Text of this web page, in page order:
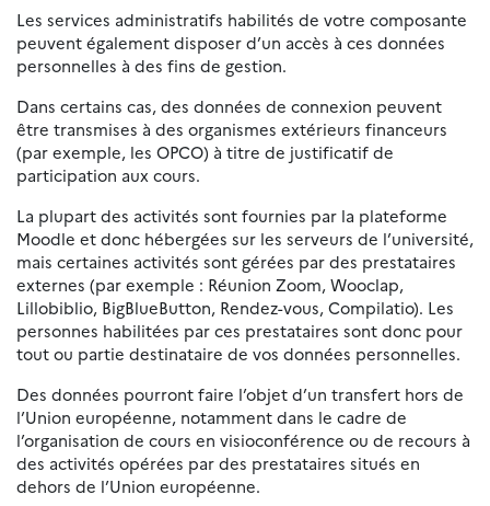
Les services administratifs habilités de votre composante
peuvent également disposer d’un accès à ces données
personnelles à des fins de gestion.
Dans certains cas, des données de connexion peuvent
être transmises à des organismes extérieurs financeurs
(par exemple, les OPCO) à titre de justificatif de
participation aux cours.
La plupart des activités sont fournies par la plateforme
Moodle et donc hébergées sur les serveurs de l’université,
mais certaines activités sont gérées par des prestataires
externes (par exemple : Réunion Zoom, Wooclap,
Lillobiblio, BigBlueButton, Rendez-vous, Compilatio). Les
personnes habilitées par ces prestataires sont donc pour
tout ou partie destinataire de vos données personnelles.
Des données pourront faire l’objet d’un transfert hors de
l’Union européenne, notamment dans le cadre de
l’organisation de cours en visioconférence ou de recours à
des activités opérées par des prestataires situés en
dehors de l’Union européenne.